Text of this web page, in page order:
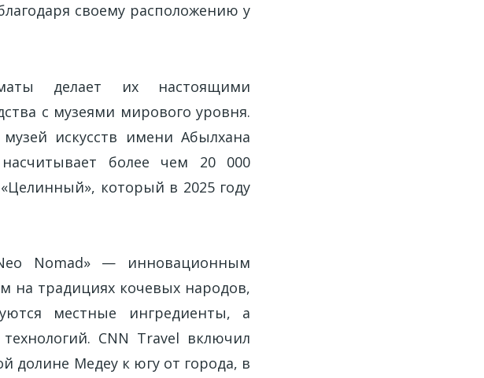
своему расположению у
делает их настоящими
с музеями мирового уровня.
искусств имени Абылхана
насчитывает более чем 20 000
который в 2025 году
Nomad» — инновационным
традициях кочевых народов,
местные ингредиенты, а
CNN Travel включил
долине Медеу к югу от города, в